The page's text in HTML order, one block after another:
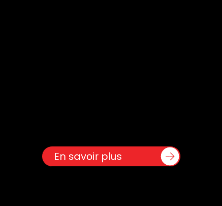
En savoir plus